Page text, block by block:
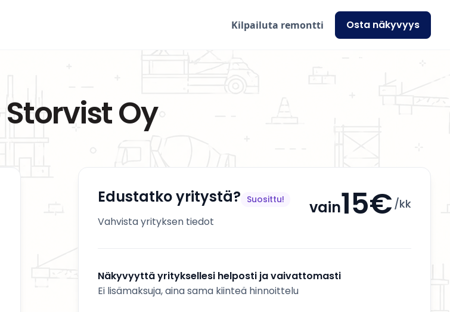
Kilpailuta remontti Osta näkyvyys
Oy
Edustatko yritystä? Suosittu!
Vahvista yrityksen tiedot
vain15€ /kk
Näkyvyyttä yrityksellesi helposti ja vaivattomasti
Ei lisämaksuja, aina sama kiinteä hinnoittelu